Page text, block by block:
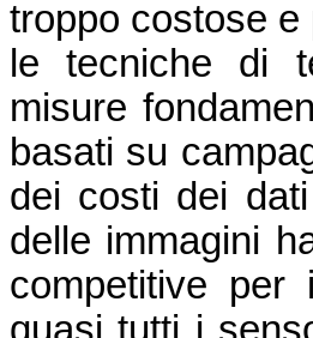
troppo costose
le tecniche di
misure
basati su
dei costi dei
delle immagini
competitive per